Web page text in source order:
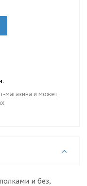
магазина и может
и без,